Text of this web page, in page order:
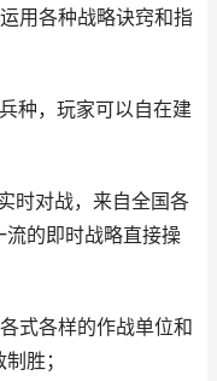
用各种战略诀窍和指
种，玩家可以自在建
时对战，来自全国各
的即时战略直接操
式各样的作战单位和
胜；